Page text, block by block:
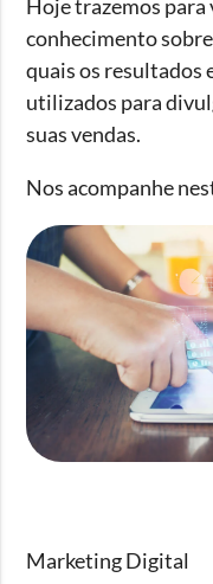
Hoje trazemos para
conhecimento
quais os resultados
utilizados para
suas vendas.
Nos acompanhe
Marketing Digital